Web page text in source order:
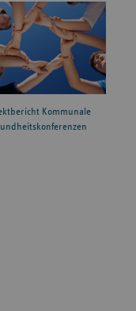
Kommunale